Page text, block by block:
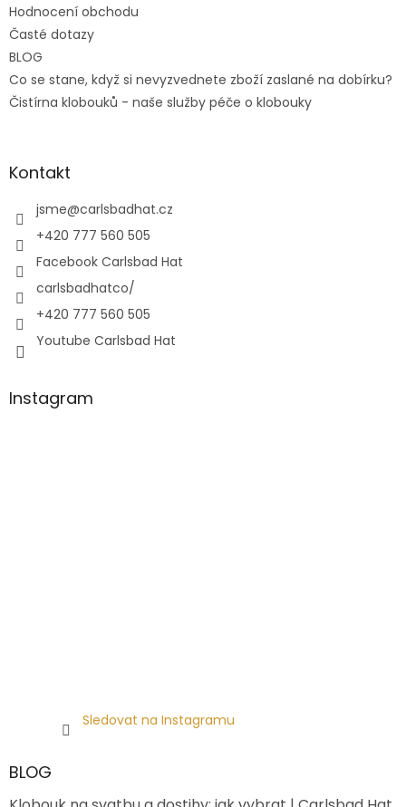
Hodnocení obchodu
Časté dotazy
BLOG
Co se stane, když si nevyzvednete zboží zaslané na dobírku?
Čistírna klobouků - naše služby péče o klobouky
Kontakt
jsme@carlsbadhat.cz
+420 777 560 505
Facebook Carlsbad Hat
carlsbadhatco/
+420 777 560 505
Youtube Carlsbad Hat
Instagram
Sledovat na Instagramu
BLOG